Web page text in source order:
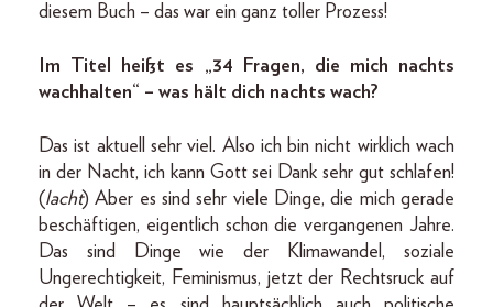
diesem Buch – das war ein ganz toller Prozess!
Im Titel heißt es „34 Fragen, die mich nachts
wachhalten“ – was hält dich nachts wach?
Das ist aktuell sehr viel. Also ich bin nicht wirklich wach
in der Nacht, ich kann Gott sei Dank sehr gut schlafen!
(lacht) Aber es sind sehr viele Dinge, die mich gerade
beschäftigen, eigentlich schon die vergangenen Jahre.
Das sind Dinge wie der Klimawandel, soziale
Ungerechtigkeit, Feminismus, jetzt der Rechtsruck auf